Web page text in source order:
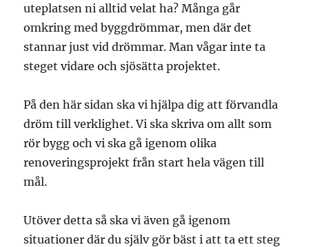
uteplatsen ni alltid velat ha? Många går
omkring med byggdrömmar, men där det
stannar just vid drömmar. Man vågar inte ta
steget vidare och sjösätta projektet.
På den här sidan ska vi hjälpa dig att förvandla
dröm till verklighet. Vi ska skriva om allt som
rör bygg och vi ska gå igenom olika
renoveringsprojekt från start hela vägen till
mål.
Utöver detta så ska vi även gå igenom
situationer där du själv gör bäst i att ta ett steg